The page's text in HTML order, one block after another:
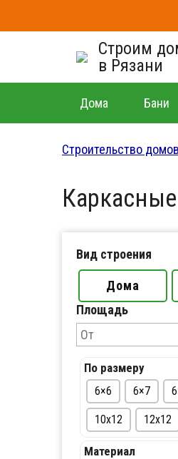
Строим
в Рязани
Дома Бани
Строительство домов
Вид строения
Дома
Площадь
По размеру
6×6 6×7
10х12 12х12
Материал